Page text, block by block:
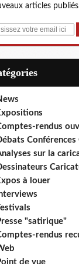
articles
rendus
Conférences
sur la
à louer
"satirique"
rendus
de vue